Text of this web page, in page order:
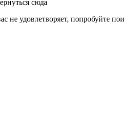
сюда
не удовлетворяет, попробуйте